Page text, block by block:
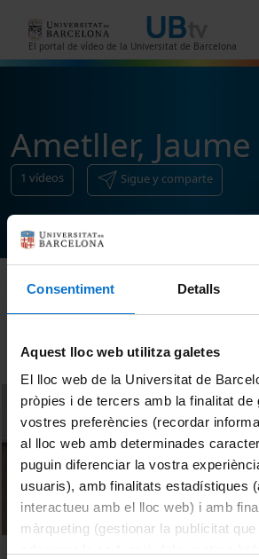
Consentiment Detalls
Aquest lloc web utilitza galetes
El lloc web de la Universitat de
pròpies i de tercers amb la finalitat de
vostres preferències (recordar
al lloc web amb determinades
puguin diferenciar la vostra
usuaris), amb finalitats estadístiques
interactueu amb el lloc web) i amb
màrqueting (gestionar la publicitat que
El portal de vídeo de la Universitat de Barcelona
Ametller, Jaume
1 vídeos Sigue y comparte
Ordenar